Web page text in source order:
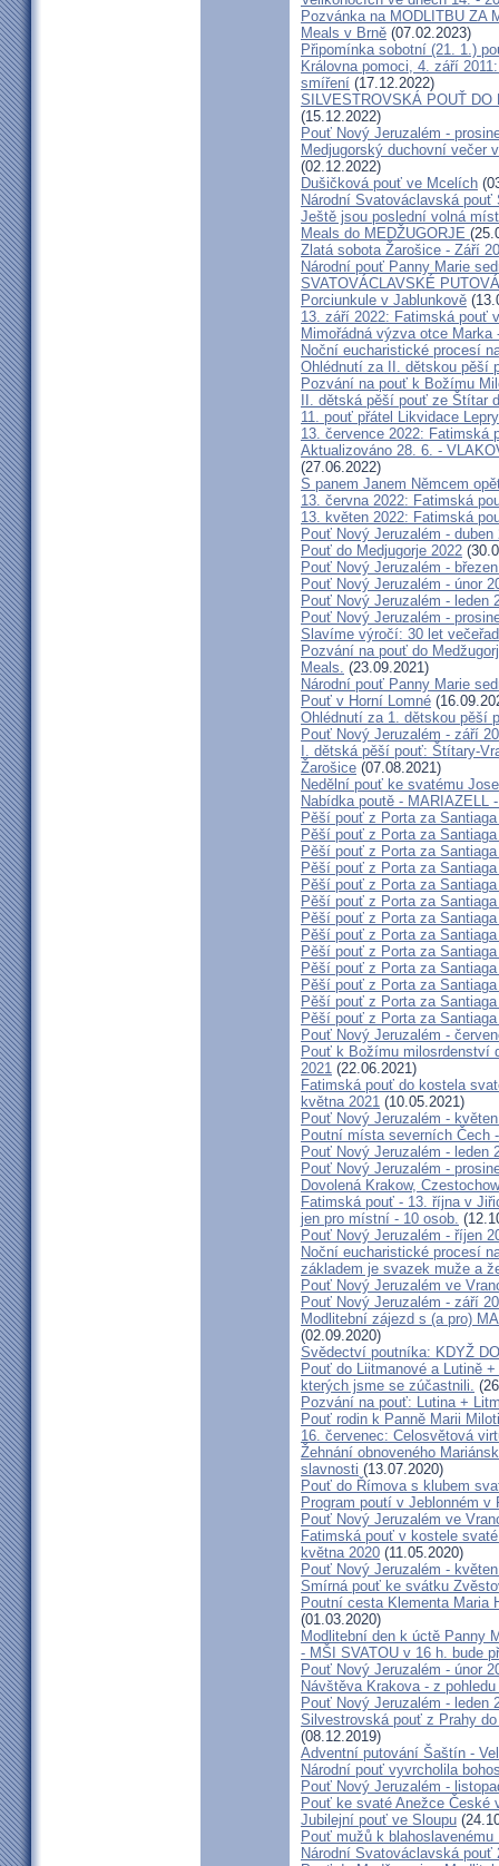
Pozvánka na MODLITBU ZA
Meals v Brně (07.02.2023)
Připomínka sobotní (21. 1.)
Královna pomoci, 4. září
smíření (17.12.2022)
SILVESTROVSKÁ POUŤ DO
(15.12.2022)
Pouť Nový Jeruzalém -
Medjugorský duchovní večer
(02.12.2022)
Dušičková pouť ve Mcelích
Národní Svatováclavská pouť
Ještě jsou poslední volná
Meals do MEDŽUGORJE
Zlatá sobota Žarošice - Září
Národní pouť Panny Marie
SVATOVÁCLAVSKÉ
Porciunkule v Jablunkově
13. září 2022: Fatimská pouť
Mimořádná výzva otce
Noční eucharistické procesí
Ohlédnutí za II. dětskou pěší
Pozvání na pouť k Božímu
II. dětská pěší pouť ze Štítar
11. pouť přátel Likvidace Lepry
13. července 2022: Fatimská
Aktualizováno 28. 6. -
(27.06.2022)
S panem Janem Němcem
13. června 2022: Fatimská
13. květen 2022: Fatimská
Pouť Nový Jeruzalém - duben
Pouť do Medjugorje 2022
Pouť Nový Jeruzalém -
Pouť Nový Jeruzalém - únor
Pouť Nový Jeruzalém - leden
Pouť Nový Jeruzalém -
Slavíme výročí: 30 let
Pozvání na pouť do
Meals. (23.09.2021)
Národní pouť Panny Marie
Pouť v Horní Lomné
Ohlédnutí za 1. dětskou pěší
Pouť Nový Jeruzalém - září
I. dětská pěší pouť: Štítary-
Žarošice (07.08.2021)
Nedělní pouť ke svatému
Nabídka poutě - MARIAZELL
Pěší pouť z Porta za
Pěší pouť z Porta za
Pěší pouť z Porta za
Pěší pouť z Porta za
Pěší pouť z Porta za
Pěší pouť z Porta za
Pěší pouť z Porta za
Pěší pouť z Porta za
Pěší pouť z Porta za
Pěší pouť z Porta za
Pěší pouť z Porta za
Pěší pouť z Porta za
Pěší pouť z Porta za
Pouť Nový Jeruzalém -
Pouť k Božímu milosrdenství
2021 (22.06.2021)
Fatimská pouť do kostela
května 2021 (10.05.2021)
Pouť Nový Jeruzalém -
Poutní místa severních Čech
Pouť Nový Jeruzalém - leden
Pouť Nový Jeruzalém -
Dovolená Krakow,
Fatimská pouť - 13. října v
jen pro místní - 10 osob.
Pouť Nový Jeruzalém - říjen
Noční eucharistické procesí
základem je svazek muže a
Pouť Nový Jeruzalém ve
Pouť Nový Jeruzalém - září
Modlitební zájezd s (a pro)
(02.09.2020)
Svědectví poutníka: KDYŽ
Pouť do Liitmanové a Lutině
kterých jsme se zúčastnili.
Pozvání na pouť: Lutina +
Pouť rodin k Panně Marii
16. červenec: Celosvětová
Žehnání obnoveného
slavnosti (13.07.2020)
Pouť do Římova s klubem
Program poutí v Jeblonném v
Pouť Nový Jeruzalém ve
Fatimská pouť v kostele
května 2020 (11.05.2020)
Pouť Nový Jeruzalém -
Smírná pouť ke svátku
Poutní cesta Klementa Maria
(01.03.2020)
Modlitební den k úctě Panny
- MŠI SVATOU v 16 h. bude
Pouť Nový Jeruzalém - únor
Návštěva Krakova - z
Pouť Nový Jeruzalém - leden
Silvestrovská pouť z Prahy
(08.12.2019)
Adventní putování Šaštín -
Národní pouť vyvrcholila
Pouť Nový Jeruzalém -
Pouť ke svaté Anežce České
Jubilejní pouť ve Sloupu
Pouť mužů k
Národní Svatováclavská pouť